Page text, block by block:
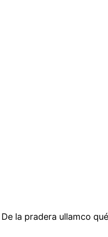
la pradera ullamco